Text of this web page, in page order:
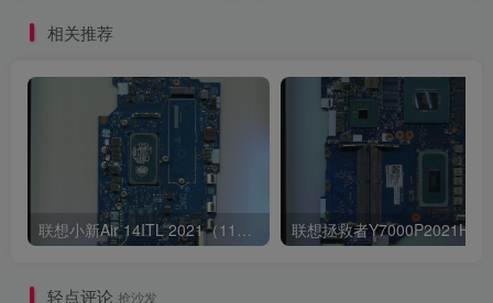
相关推荐
联想小新Air 14ITL 2021（11代i5 集显）版号：LA-K321P Rev:1B
轻点评论 抢沙发